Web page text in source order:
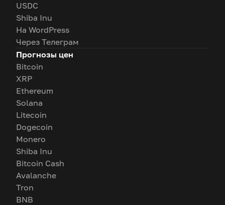
USDC
Shiba Inu
На WordPress
Через Телеграм
Прогнозы цен
Bitcoin
XRP
Ethereum
Solana
Litecoin
Dogecoin
Monero
Shiba Inu
Bitcoin Cash
Avalanche
Tron
BNB